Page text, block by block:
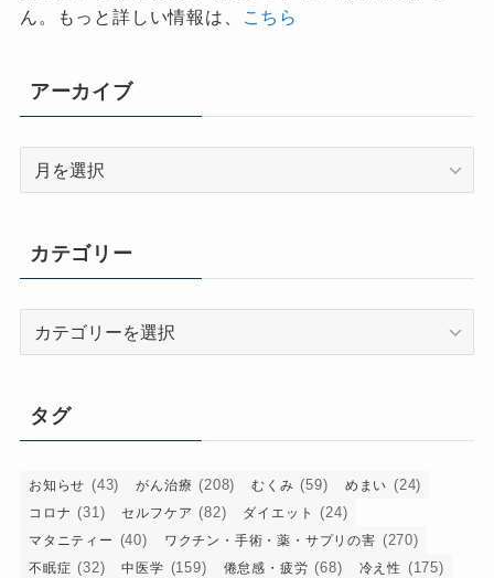
ん。もっと詳しい情報は、
こちら
アーカイブ
ブ
カテゴリー
ー
タグ
お知らせ (43) がん治療 (208) むくみ (59) めまい (24)
コロナ (31) セルフケア (82) ダイエット (24)
マタニティー (40) ワクチン・手術・薬・サプリの害 (270)
不眠症 (32) 中医学 (159) 倦怠感・疲労 (68) 冷え性 (175)